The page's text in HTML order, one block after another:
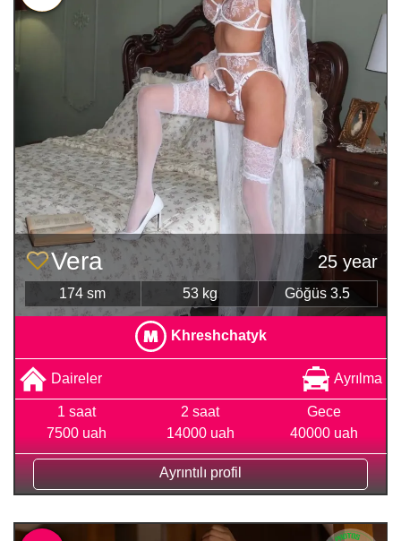
Vera 25 year
174 sm 53 kg Göğüs 3.5
Khreshchatyk
Daireler Ayrılma
1 saat
7500 uah
2 saat
14000 uah
Gece
40000 uah
Ayrıntılı profil